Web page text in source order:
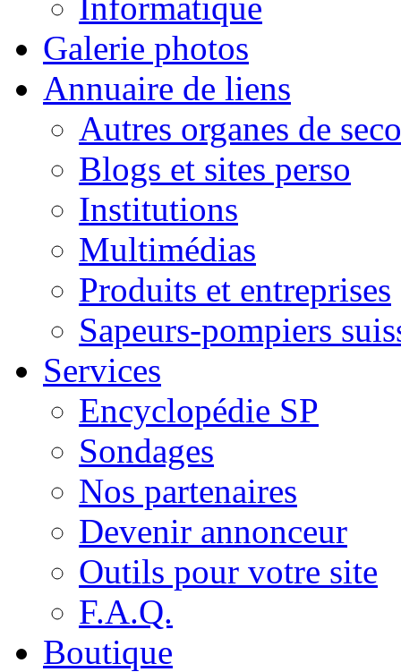
Galerie photos
Annuaire de liens
Autres organes de
Blogs et sites perso
Institutions
Multimédias
Produits et entreprises
Sapeurs-pompiers
Services
Encyclopédie SP
Sondages
Nos partenaires
Devenir annonceur
Outils pour votre site
F.A.Q.
Boutique